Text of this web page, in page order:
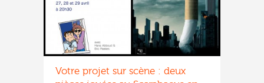
Votre projet sur scène : deux